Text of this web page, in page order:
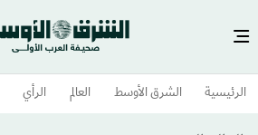
الرئيسية الشرق الأوسط​ العالم الرأي